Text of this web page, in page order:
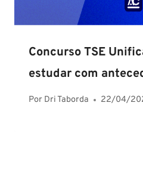
Concurso TSE
estudar com
Por Dri Taborda 22/04/